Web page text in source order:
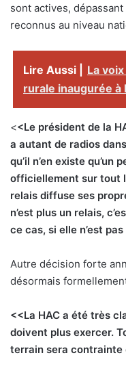
sont actives,
reconnus au niveau
Lire Aussi |
La
rurale inaugurée à
<<Le président de la
a autant de radios
qu’il n’en existe qu’un
officiellement sur tout
relais diffuse ses
n’est plus un relais,
ce cas, si elle n’est
Autre décision forte
désormais
<<La HAC a été très
doivent plus exercer.
terrain sera contrainte